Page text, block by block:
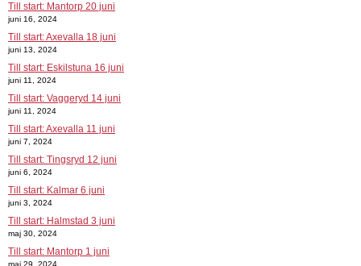
Till start: Mantorp 20 juni
juni 16, 2024
Till start: Axevalla 18 juni
juni 13, 2024
Till start: Eskilstuna 16 juni
juni 11, 2024
Till start: Vaggeryd 14 juni
juni 11, 2024
Till start: Axevalla 11 juni
juni 7, 2024
Till start: Tingsryd 12 juni
juni 6, 2024
Till start: Kalmar 6 juni
juni 3, 2024
Till start: Halmstad 3 juni
maj 30, 2024
Till start: Mantorp 1 juni